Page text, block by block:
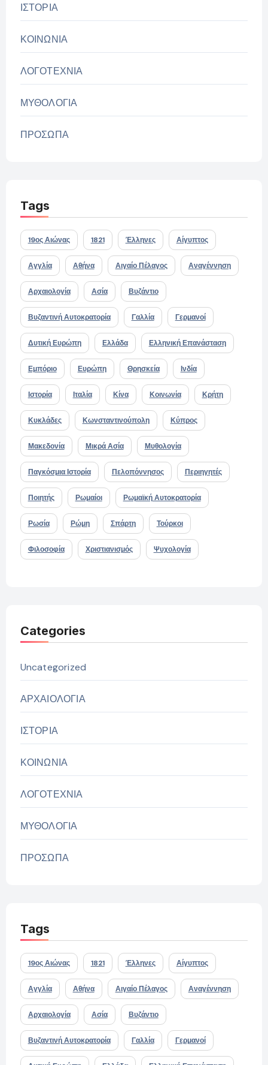
ΙΣΤΟΡΙΑ
ΚΟΙΝΩΝΙΑ
ΛΟΓΟΤΕΧΝΙΑ
ΜΥΘΟΛΟΓΙΑ
ΠΡΟΣΩΠΑ
Tags
19ος Αιώνας 1821 Έλληνες Αίγυπτος
Αγγλία Αθήνα Αιγαίο Πέλαγος Αναγέννηση
Αρχαιολογία Ασία Βυζάντιο
Βυζαντινή Αυτοκρατορία Γαλλία Γερμανοί
Δυτική Ευρώπη Ελλάδα Ελληνική Επανάσταση
Εμπόριο Ευρώπη Θρησκεία Ινδία
Ιστορία Ιταλία Κίνα Κοινωνία Κρήτη
Κυκλάδες Κωνσταντινούπολη Κύπρος
Μακεδονία Μικρά Ασία Μυθολογία
Παγκόσμια Ιστορία Πελοπόννησος Περιηγητές
Ποιητής Ρωμαίοι Ρωμαϊκή Αυτοκρατορία
Ρωσία Ρώμη Σπάρτη Τούρκοι
Φιλοσοφία Χριστιανισμός Ψυχολογία
Categories
Uncategorized
ΑΡΧΑΙΟΛΟΓΙΑ
ΙΣΤΟΡΙΑ
ΚΟΙΝΩΝΙΑ
ΛΟΓΟΤΕΧΝΙΑ
ΜΥΘΟΛΟΓΙΑ
ΠΡΟΣΩΠΑ
Tags
19ος Αιώνας 1821 Έλληνες Αίγυπτος
Αγγλία Αθήνα Αιγαίο Πέλαγος Αναγέννηση
Αρχαιολογία Ασία Βυζάντιο
Βυζαντινή Αυτοκρατορία Γαλλία Γερμανοί